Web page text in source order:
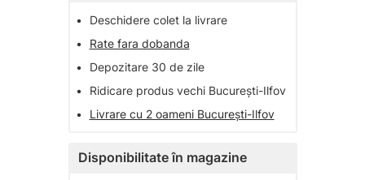
•
Deschidere colet la livrare
•
Rate fara dobanda
•
Depozitare 30 de zile
•
Ridicare produs vechi București-Ilfov
•
Livrare cu 2 oameni București-Ilfov
Disponibilitate în magazine